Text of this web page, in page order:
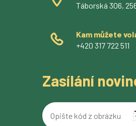
Táborská 306,
Kam můžete
+420 317 722 511
Zasílání
Opište